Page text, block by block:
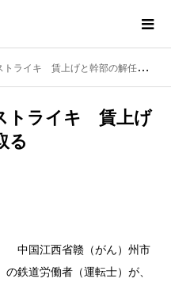
イキ 賃上げと幹部の解任を勝ち取る
トライキ 賃上げ
る
中国江西省赣（がん）州市
の鉄道労働者（運転士）が、